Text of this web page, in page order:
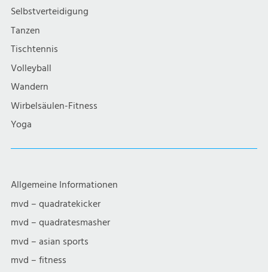
Selbstverteidigung
Tanzen
Tischtennis
Volleyball
Wandern
Wirbelsäulen-Fitness
Yoga
Allgemeine Informationen
mvd – quadratekicker
mvd – quadratesmasher
mvd – asian sports
mvd – fitness